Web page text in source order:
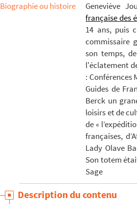
Biographie ou histoire
Geneviève
française des
14 ans, puis
commissaire
son temps,
l'éclatement
: Conférences
Guides de
Berck un
loisirs et de
de «
françaises,
Lady Olave
Son totem
Sage
Description du contenu